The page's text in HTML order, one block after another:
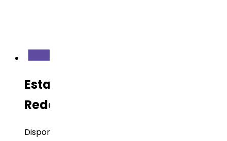
Estado de Desarrollo en Dr.
Reddy’s
Disponible